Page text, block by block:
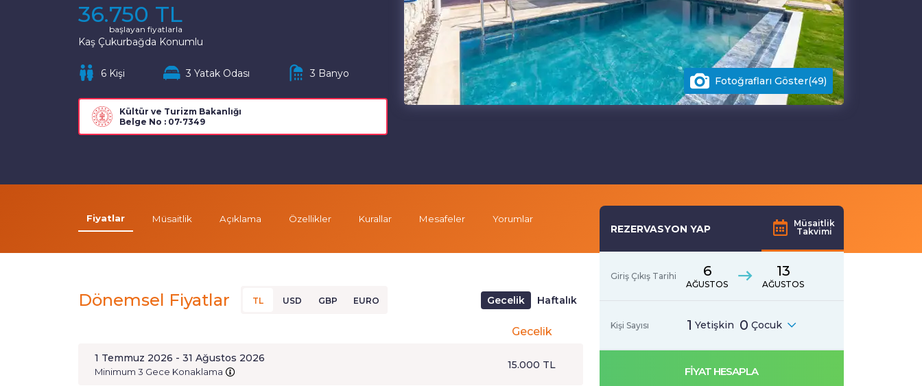
36.750 TL
başlayan fiyatlarla
Kaş Çukurbağda Konumlu
6 Kişi 3 Yatak Odası 3 Banyo
Kültür ve Turizm Bakanlığı
Belge No : 07-7349
Fotoğrafları Göster(49)
Fiyatlar Müsaitlik Açıklama Özellikler Kurallar Mesafeler Yorumlar
Dönemsel Fiyatlar TL USD GBP EURO Gecelik Haftalık
Gecelik
1 Temmuz 2026 - 31 Ağustos 2026
Minimum 3 Gece Konaklama
15.000 TL
REZERVASYON YAP
Müsaitlik
Takvimi
Giriş Çıkış Tarihi 6
AĞUSTOS
13
AĞUSTOS
Kişi Sayısı 1 Yetişkin 0 Çocuk
FİYAT HESAPLA